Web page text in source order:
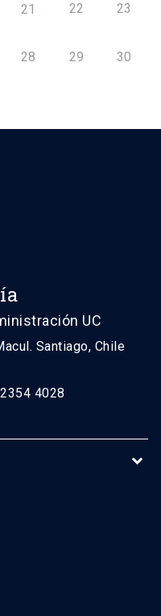
21 22 23
28 29 30
UC
Santiago, Chile
4028